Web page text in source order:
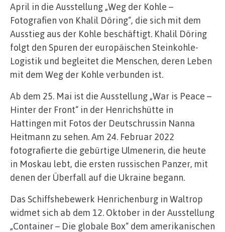
April in die Ausstellung „Weg der Kohle –
Fotografien von Khalil Döring“, die sich mit dem
Ausstieg aus der Kohle beschäftigt. Khalil Döring
folgt den Spuren der europäischen Steinkohle-
Logistik und begleitet die Menschen, deren Leben
mit dem Weg der Kohle verbunden ist.
Ab dem 25. Mai ist die Ausstellung „War is Peace –
Hinter der Front“ in der Henrichshütte in
Hattingen mit Fotos der Deutschrussin Nanna
Heitmann zu sehen. Am 24. Februar 2022
fotografierte die gebürtige Ulmenerin, die heute
in Moskau lebt, die ersten russischen Panzer, mit
denen der Überfall auf die Ukraine begann.
Das Schiffshebewerk Henrichenburg in Waltrop
widmet sich ab dem 12. Oktober in der Ausstellung
„Container – Die globale Box“ dem amerikanischen